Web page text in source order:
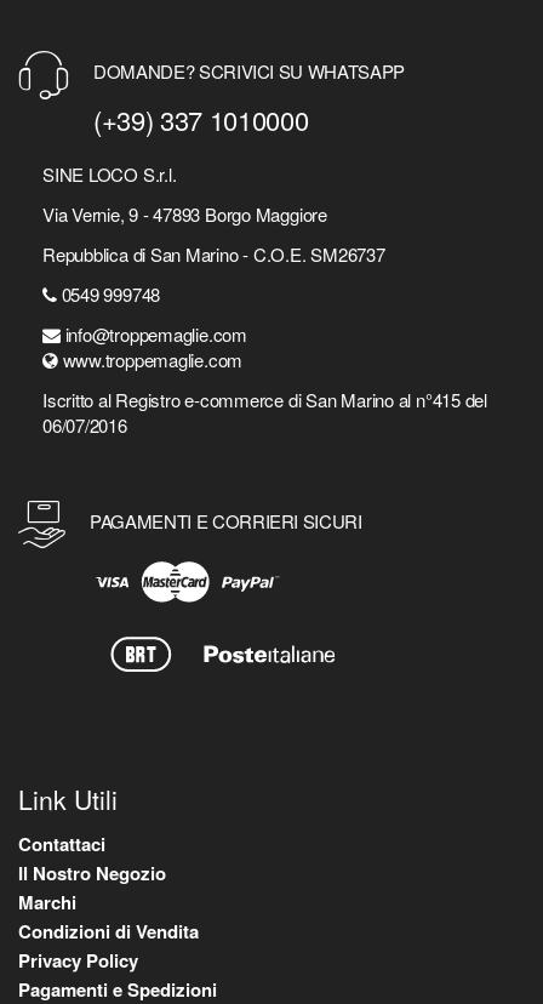
DOMANDE? SCRIVICI SU WHATSAPP
(+39) 337 1010000
SINE LOCO S.r.l.
Via Vernie, 9 - 47893 Borgo Maggiore
Repubblica di San Marino - C.O.E. SM26737
0549 999748
info@troppemaglie.com
www.troppemaglie.com
Iscritto al Registro e-commerce di San Marino al n°415 del
06/07/2016
PAGAMENTI E CORRIERI SICURI
Link Utili
Contattaci
Il Nostro Negozio
Marchi
Condizioni di Vendita
Privacy Policy
Pagamenti e Spedizioni